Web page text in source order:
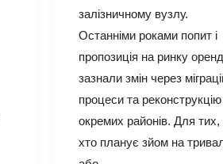
залізничному вузлу.
Останніми роками попит і
пропозиція на ринку
зазнали змін через
процеси та реконструкцію
окремих районів. Для тих,
хто планує зйом на